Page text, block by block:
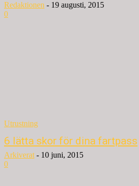
Redaktionen - 19 augusti, 2015
0
Utrustning
6 lätta skor för dina fartpass
Arkiverat - 10 juni, 2015
0